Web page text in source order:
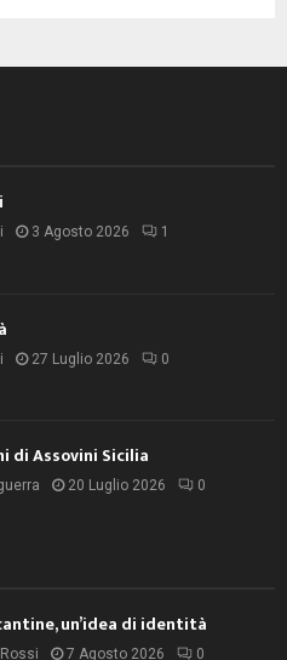
3 Agosto 2026 1
27 Luglio 2026 0
di Assovini Sicilia
20 Luglio 2026 0
un’idea di identità
7 Agosto 2026 0